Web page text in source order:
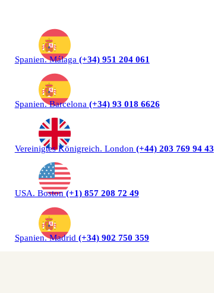
Spanien. Málaga (+34) 951 204 061
Spanien. Barcelona (+34) 93 018 6626
Vereinigtes Königreich. London (+44) 203 769 94 43
USA. Boston (+1) 857 208 72 49
Spanien. Madrid (+34) 902 750 359